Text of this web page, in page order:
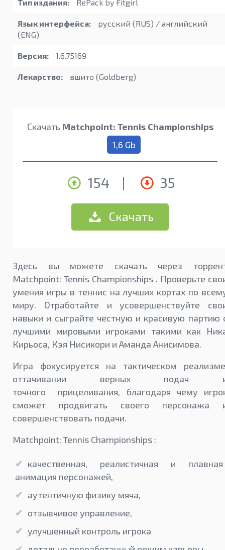
Тип издания: RePack by Fitgirl
Язык интерфейса:
русский (RUS) / английский
(ENG)
Версия: 1.6.75169
Лекарство: вшито (Goldberg)
Скачать Matchpoint: Tennis Championships
1,6 Gb
154 | 35
Скачать
Здесь вы можете скачать через
Matchpoint: Tennis Championships . Проверьте
умения игры в теннис на лучших кортах по
миру. Отработайте и усовершенствуйте
навыки и сыграйте честную и красивую партию
лучшими мировыми игроками такими как
Кирьоса, Кэя Нисикори и Аманда Анисимова.
Игра фокусируется на тактическом
оттачивании верных подач
точного прицеливания, благодаря чему
сможет продвигать своего персонажа
совершенствовать подачи.
Matchpoint: Tennis Championships :
качественная, реалистичная и плавная
анимация персонажей,
аутентичную физику мяча,
отзывчивое управление,
улучшенный контроль игрока